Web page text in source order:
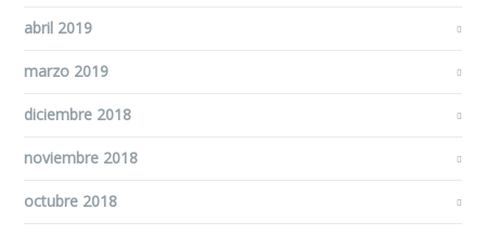
abril 2019
marzo 2019
diciembre 2018
noviembre 2018
octubre 2018